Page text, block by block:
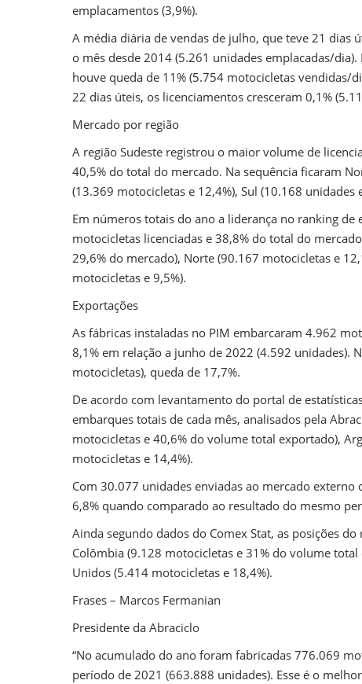
emplacamentos (3,9%).
A média diária de vendas de julho, que teve 21 dias
o mês desde 2014 (5.261 unidades emplacadas/
houve queda de 11% (5.754 motocicletas vendidas/
22 dias úteis, os licenciamentos cresceram 0,1%
Mercado por região
A região Sudeste registrou o maior volume de
40,5% do total do mercado. Na sequência ficaram
(13.369 motocicletas e 12,4%), Sul (10.168 unidades
Em números totais do ano a liderança no ranking de
motocicletas licenciadas e 38,8% do total do
29,6% do mercado), Norte (90.167 motocicletas e
motocicletas e 9,5%).
Exportações
As fábricas instaladas no PIM embarcaram 4.962
8,1% em relação a junho de 2022 (4.592 unidades).
motocicletas), queda de 17,7%.
De acordo com levantamento do portal de
embarques totais de cada mês, analisados pela
motocicletas e 40,6% do volume total exportado),
motocicletas e 14,4%).
Com 30.077 unidades enviadas ao mercado
6,8% quando comparado ao resultado do mesmo
Ainda segundo dados do Comex Stat, as posições
Colômbia (9.128 motocicletas e 31% do volume
Unidos (5.414 motocicletas e 18,4%).
Frases – Marcos Fermanian
Presidente da Abraciclo
“No acumulado do ano foram fabricadas 776.069
período de 2021 (663.888 unidades). Esse é o